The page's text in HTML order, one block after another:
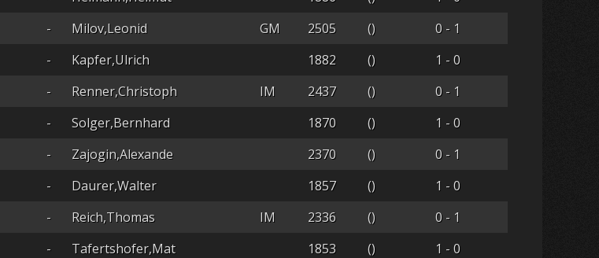
- Milov,Leonid GM 2505 ()
0 - 1
- Kapfer,Ulrich 1882 ()
1 - 0
- Renner,Christoph IM 2437 ()
0 - 1
- Solger,Bernhard 1870 ()
1 - 0
- Zajogin,Alexande 2370 ()
0 - 1
- Daurer,Walter 1857 ()
1 - 0
- Reich,Thomas IM 2336 ()
0 - 1
- Tafertshofer,Mat 1853 ()
1 - 0